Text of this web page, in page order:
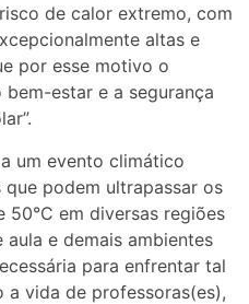
de calor extremo, com
altas e
por esse motivo o
bem-estar e a segurança
um evento climático
podem ultrapassar os
50°C em diversas regiões
e demais ambientes
para enfrentar tal
a vida de professoras(es),